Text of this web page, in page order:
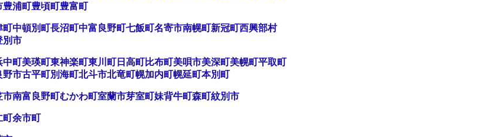
豊浦町豊頃町豊富町
町中頓別町長沼町中富良野町七飯町名寄市南幌町新冠町西興部村
別市
中町美瑛町東神楽町東川町日高町比布町美唄市美深町美幌町平取町
野市古平町別海町北斗市北竜町幌加内町幌延町本別町
市南富良野町むかわ町室蘭市芽室町妹背牛町森町紋別市
町余市町